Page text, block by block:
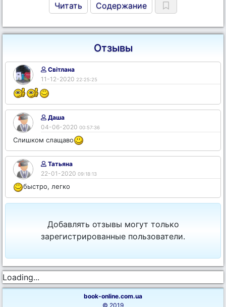
Читать Содержание
Отзывы
Світлана
11-12-2020 22:25:25
Даша
04-06-2020 00:57:36
Слишком слащаво
Татьяна
22-01-2020 09:18:13
быстро, легко
Добавлять отзывы могут только
зарегистрированные пользователи.
Loading...
book-online.com.ua
© 2019